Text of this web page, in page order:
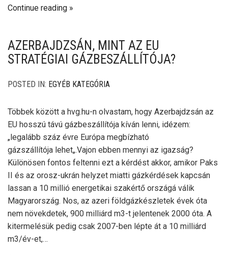
Continue reading
AZERBAJDZSÁN, MINT AZ EU
STRATÉGIAI GÁZBESZÁLLÍTÓJA?
POSTED IN: EGYÉB KATEGÓRIA
Többek között a hvg.hu-n olvastam, hogy Azerbajdzsán az
EU hosszú távú gázbeszállítója kíván lenni, idézem:
„legalább száz évre Európa megbízható
gázszállítója lehet„.Vajon ebben mennyi az igazság?
Különösen fontos feltenni ezt a kérdést akkor, amikor Paks
II és az orosz-ukrán helyzet miatti gázkérdések kapcsán
lassan a 10 millió energetikai szakértő országá válik
Magyarország. Nos, az azeri földgázkészletek évek óta
nem növekdetek, 900 milliárd m3-t jelentenek 2000 óta. A
kitermelésük pedig csak 2007-ben lépte át a 10 milliárd
m3/év-et,…